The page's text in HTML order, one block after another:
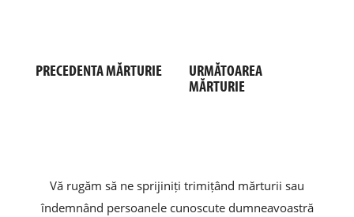
PRECEDENTA MĂRTURIE
URMĂTOAREA
MĂRTURIE
Vă rugăm să ne sprijiniți trimițând mărturii sau
îndemnând persoanele cunoscute dumneavoastră